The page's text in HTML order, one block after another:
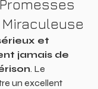
et
jamais de
. Le
un excellent